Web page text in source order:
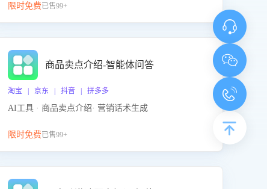
限时免费已售99+
商品卖点介绍-智能体问答
淘宝 | 京东 | 抖音 | 拼多多
AI工具 · 商品卖点介绍· 营销话术生成
限时免费已售99+